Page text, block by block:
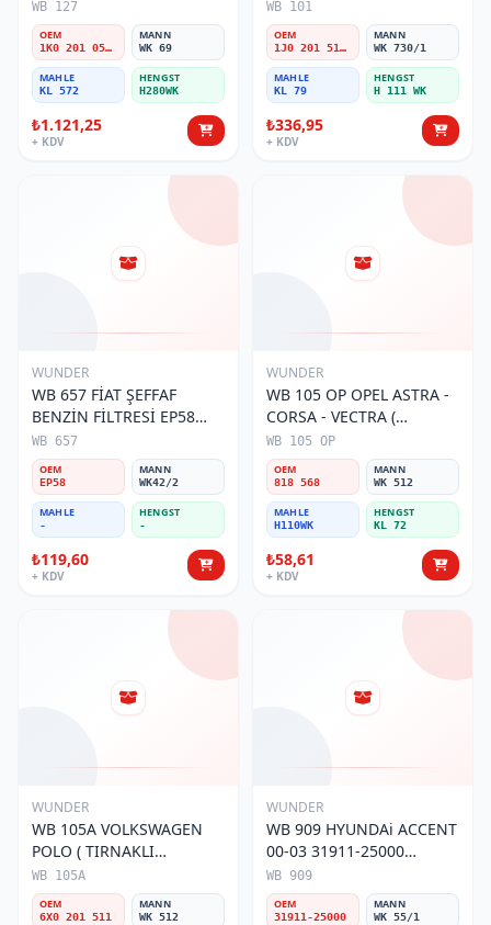
WB 127
OEM
1K0 201 051B
MANN
WK 69
MAHLE
KL 572
HENGST
H280WK
₺1.121,25
+ KDV
Yakıt/Benzin Filtresi
WB 101
OEM
1J0 201 511 A
MANN
WK 730/1
MAHLE
KL 79
HENGST
H 111 WK
₺336,95
+ KDV
WUNDER
WB 657 FİAT ŞEFFAF
BENZİN FİLTRESİ EP58
Yakıt/Benzin Filtresi
WB 657
OEM
EP58
MANN
WK42/2
MAHLE
-
HENGST
-
₺119,60
+ KDV
WUNDER
WB 105 OP OPEL ASTRA -
CORSA - VECTRA (
TIRNAKLI ) 818 568
Yakıt/Benzin Filtresi
WB 105 OP
OEM
818 568
MANN
WK 512
MAHLE
H110WK
HENGST
KL 72
₺58,61
+ KDV
WUNDER
WB 105A VOLKSWAGEN
POLO ( TIRNAKLI
ALIMUNYUM) 6X0 201 511
Yakıt/Benzin Filtresi
WB 105A
OEM
6X0 201 511
MANN
WK 512
WUNDER
WB 909 HYUNDAi ACCENT
00-03 31911-25000
Yakıt/Benzin Filtresi
WB 909
OEM
31911-25000
MANN
WK 55/1